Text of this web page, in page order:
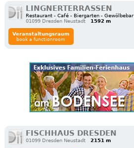
LINGNERTERRASSEN
Restaurant - Café - Biergarten - Gewölbebar
01099 Dresden Neustadt
1592 m
Veranstaltungsraum
book a functionroom
FISCHHAUS DRESDEN
01099 Dresden Neustadt 2151 m